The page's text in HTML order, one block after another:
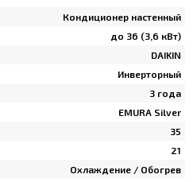
Кондиционер настенный
до 36 (3,6 кВт)
DAIKIN
Инверторный
3 года
EMURA Silver
35
21
Охлаждение / Обогрев